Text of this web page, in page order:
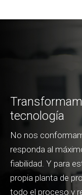
tecnología
No nos
responda al
fiabilidad. Y para
propia planta de
todo el proceso y